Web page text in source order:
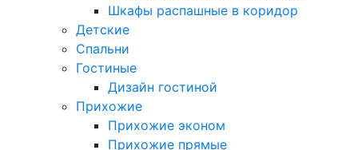
Шкафы распашные в коридор
Детские
Спальни
Гостиные
Дизайн гостиной
Прихожие
Прихожие эконом
Прихожие прямые